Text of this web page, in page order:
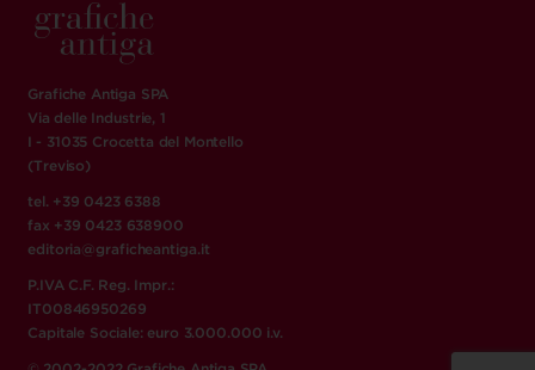
Grafiche Antiga SPA
Via delle Industrie, 1
I - 31035 Crocetta del Montello
(Treviso)
tel. +39 0423 6388
fax +39 0423 638900
editoria@graficheantiga.it
P.IVA C.F. Reg. Impr.:
IT00846950269
Capitale Sociale: euro 3.000.000 i.v.